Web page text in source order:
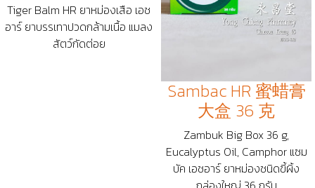
Tiger Balm HR ยาหม่องเสือ เอช
อาร์ ยาบรรเทาปวดกล้ามเนื้อ แมลง
สัตว์กัดต่อย
Sambac HR 蜜蜡膏
大盒 36 克
Zambuk Big Box 36 g,
Eucalyptus Oil, Camphor แซม
บัค เอชอาร์ ยาหม่องชนิดขี้ผิ้ง